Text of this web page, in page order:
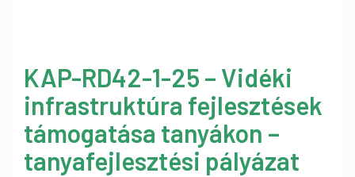
KAP-RD42-1-25 – Vidéki
infrastruktúra fejlesztések
támogatása tanyákon –
tanyafejlesztési pályázat